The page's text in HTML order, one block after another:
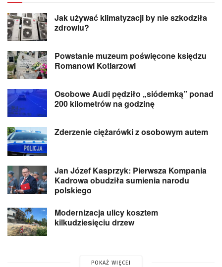
Jak używać klimatyzacji by nie szkodziła
zdrowiu?
Powstanie muzeum poświęcone księdzu
Romanowi Kotlarzowi
Osobowe Audi pędziło „siódemką” ponad
200 kilometrów na godzinę
Zderzenie ciężarówki z osobowym autem
Jan Józef Kasprzyk: Pierwsza Kompania
Kadrowa obudziła sumienia narodu
polskiego
Modernizacja ulicy kosztem
kilkudziesięciu drzew
POKAŻ WIĘCEJ